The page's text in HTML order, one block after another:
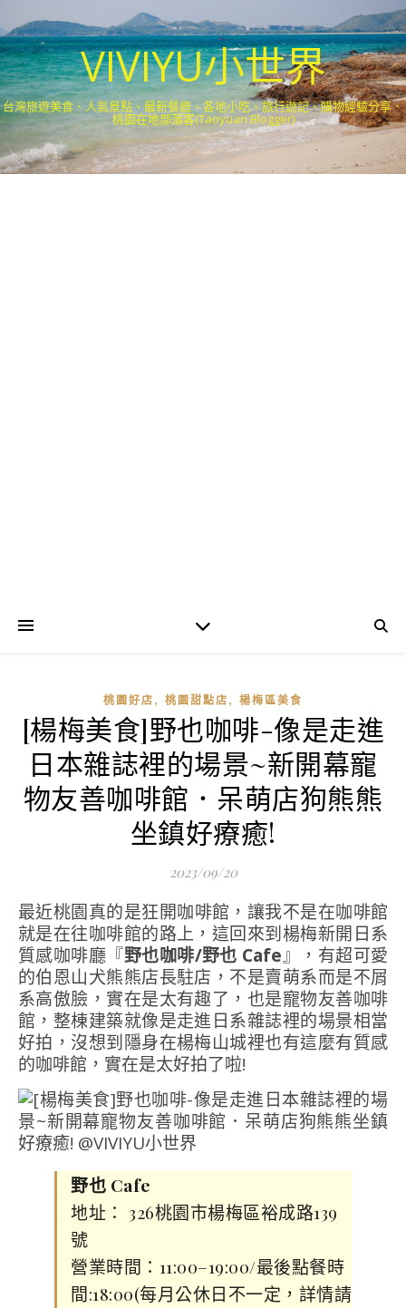
VIVIYU小世界
台灣旅遊美食、人氣景點、最新餐廳、各地小吃、旅行遊記、購物經驗分享．
桃園在地部落客(Taoyuan Blogger)
桃園好店 , 桃園甜點店 , 楊梅區美食
[楊梅美食]野也咖啡-像是走進
日本雜誌裡的場景~新開幕寵
物友善咖啡館．呆萌店狗熊熊
坐鎮好療癒!
2023/09/20
最近桃園真的是狂開咖啡館，讓我不是在咖啡館
就是在往咖啡館的路上，這回來到楊梅新開日系
質感咖啡廳『野也咖啡/野也 Cafe』，有超可愛
的伯恩山犬熊熊店長駐店，不是賣萌系而是不屑
系高傲臉，實在是太有趣了，也是寵物友善咖啡
館，整棟建築就像是走進日系雜誌裡的場景相當
好拍，沒想到隱身在楊梅山城裡也有這麼有質感
的咖啡館，實在是太好拍了啦!
野也 Cafe
地址： 326桃園市楊梅區裕成路139
號
營業時間：11:00–19:00/最後點餐時
間:18:00(每月公休日不一定，詳情請